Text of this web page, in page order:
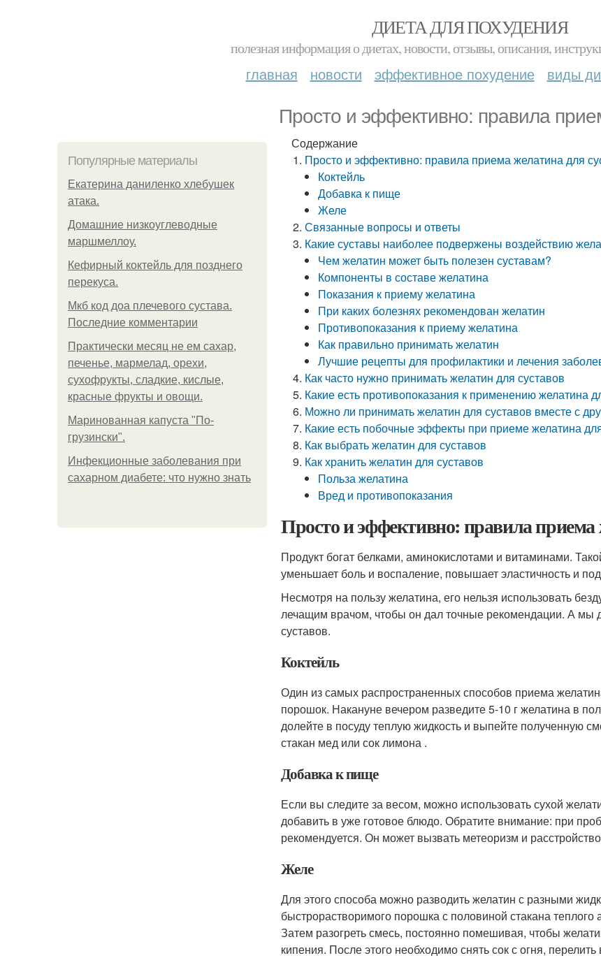
ДИЕТА ДЛЯ ПОХУДЕНИЯ
полезная информация о диетах, новости, отзывы, описания,
главная новости эффективное похудение виды
Просто и эффективно: правила
Популярные материалы
Екатерина даниленко хлебушек
атака.
Домашние низкоуглеводные
маршмеллоу.
Кефирный коктейль для позднего
перекуса.
Мкб код доа плечевого сустава.
Последние комментарии
Практически месяц не ем сахар,
печенье, мармелад, орехи,
сухофрукты, сладкие, кислые,
красные фрукты и овощи.
Маринованная капуста "По-
грузински".
Инфекционные заболевания при
сахарном диабете: что нужно знать
Содержание
Просто и эффективно: правила приема желатина для
Коктейль
Добавка к пище
Желе
Связанные вопросы и ответы
Какие суставы наиболее подвержены воздействию
Чем желатин может быть полезен суставам?
Компоненты в составе желатина
Показания к приему желатина
При каких болезнях рекомендован желатин
Противопоказания к приему желатина
Как правильно принимать желатин
Лучшие рецепты для профилактики и лечения
Как часто нужно принимать желатин для суставов
Какие есть противопоказания к применению желатина
Можно ли принимать желатин для суставов вместе с
Какие есть побочные эффекты при приеме желатина
Как выбрать желатин для суставов
Как хранить желатин для суставов
Польза желатина
Вред и противопоказания
Просто и эффективно: правила приема
Продукт богат белками, аминокислотами и витаминами.
уменьшает боль и воспаление, повышает эластичность и
Несмотря на пользу желатина, его нельзя использовать
лечащим врачом, чтобы он дал точные рекомендации. А мы
суставов.
Коктейль
Один из самых распространенных способов приема
порошок. Накануне вечером разведите 5-10 г желатина в
долейте в посуду теплую жидкость и выпейте полученную
стакан мед или сок лимона .
Добавка к пище
Если вы следите за весом, можно использовать сухой
добавить в уже готовое блюдо. Обратите внимание: при
рекомендуется. Он может вызвать метеоризм и
Желе
Для этого способа можно разводить желатин с разными
быстрорастворимого порошка с половиной стакана теплого
Затем разогреть смесь, постоянно помешивая, чтобы
кипения. После этого необходимо снять сок с огня,